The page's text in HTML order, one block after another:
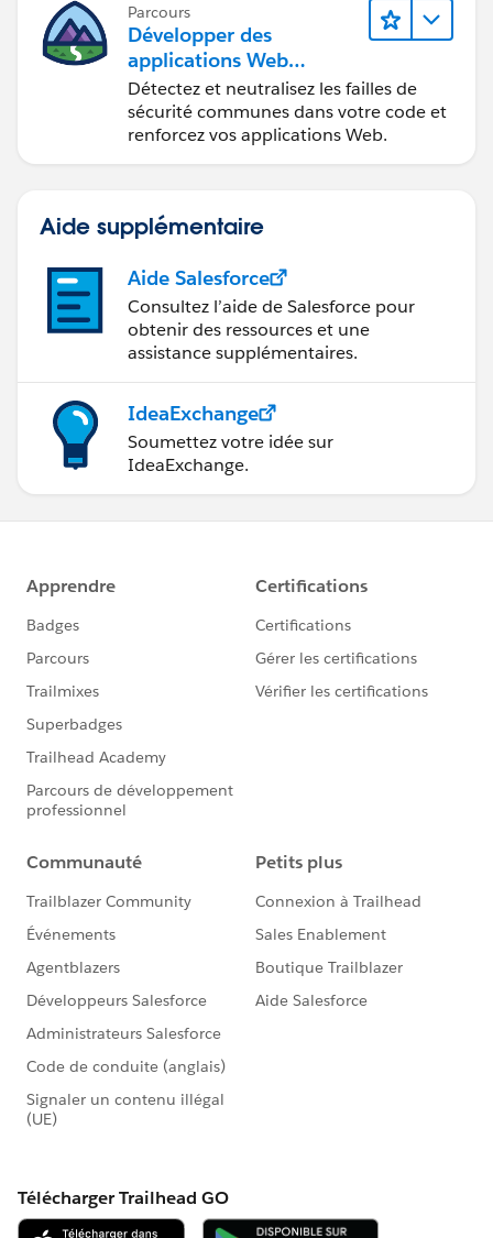
Parcours
Développer des
applications Web
sécurisées
Détectez et neutralisez les failles de
sécurité communes dans votre code et
renforcez vos applications Web.
Aide supplémentaire
Aide Salesforce
Consultez l’aide de Salesforce pour
obtenir des ressources et une
assistance supplémentaires.
IdeaExchange
Soumettez votre idée sur
IdeaExchange.